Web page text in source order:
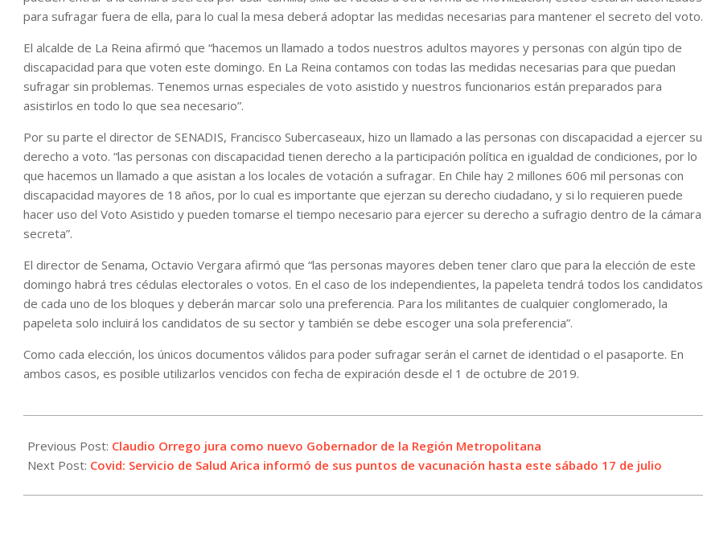
para sufragar fuera de ella, para lo cual la mesa deberá adoptar las medidas necesarias para mantener el secreto del voto.
El alcalde de La Reina afirmó que “hacemos un llamado a todos nuestros adultos mayores y personas con algún tipo de
discapacidad para que voten este domingo. En La Reina contamos con todas las medidas necesarias para que puedan
sufragar sin problemas. Tenemos urnas especiales de voto asistido y nuestros funcionarios están preparados para
asistirlos en todo lo que sea necesario”.
Por su parte el director de SENADIS, Francisco Subercaseaux, hizo un llamado a las personas con discapacidad a ejercer su
derecho a voto. “las personas con discapacidad tienen derecho a la participación política en igualdad de condiciones, por lo
que hacemos un llamado a que asistan a los locales de votación a sufragar. En Chile hay 2 millones 606 mil personas con
discapacidad mayores de 18 años, por lo cual es importante que ejerzan su derecho ciudadano, y si lo requieren puede
hacer uso del Voto Asistido y pueden tomarse el tiempo necesario para ejercer su derecho a sufragio dentro de la cámara
secreta”.
El director de Senama, Octavio Vergara afirmó que “las personas mayores deben tener claro que para la elección de este
domingo habrá tres cédulas electorales o votos. En el caso de los independientes, la papeleta tendrá todos los candidatos
de cada uno de los bloques y deberán marcar solo una preferencia. Para los militantes de cualquier conglomerado, la
papeleta solo incluirá los candidatos de su sector y también se debe escoger una sola preferencia”.
Como cada elección, los únicos documentos válidos para poder sufragar serán el carnet de identidad o el pasaporte. En
ambos casos, es posible utilizarlos vencidos con fecha de expiración desde el 1 de octubre de 2019.
07-
14
Previous Post: Claudio Orrego jura como nuevo Gobernador de la Región Metropolitana
Next Post: Covid: Servicio de Salud Arica informó de sus puntos de vacunación hasta este sábado 17 de julio